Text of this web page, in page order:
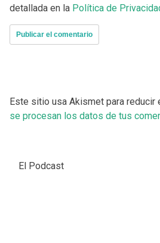
detallada en la Política de
Este sitio usa Akismet para reducir
se procesan los datos de tus
El Podcast